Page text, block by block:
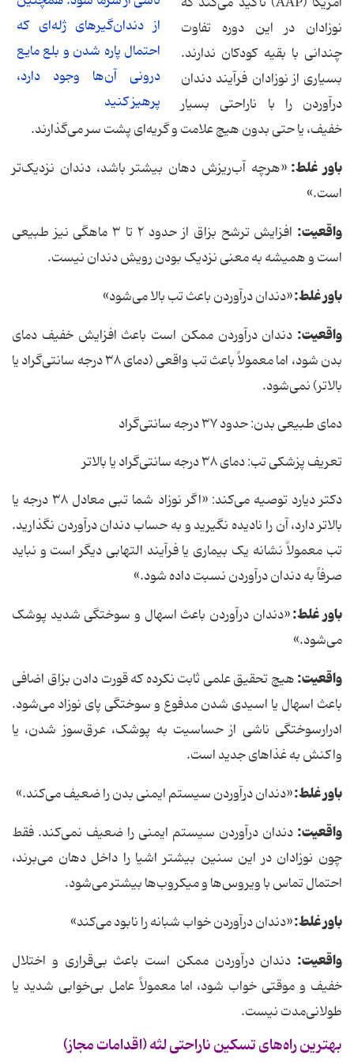
از دندان‌گیرهای ژله‌ای که
احتمال پاره شدن و بلع مایع
درونی آن‌ها وجود دارد،
پرهیز کنید
نوزادان در این دوره تفاوت
چندانی با بقیه کودکان ندارند.
بسیاری از نوزادان فرآیند دندان
درآوردن را با ناراحتی بسیار
خفیف، یا حتی بدون هیچ علامت و گریه‌ای پشت سر می‌گذارند.
باور غلط:«هرچه آب‌ریزش دهان بیشتر باشد، دندان نزدیک‌تر
است.»
واقعیت:
افزایش ترشح بزاق از حدود ۲ تا ۳ ماهگی نیز طبیعی
است و همیشه به معنی نزدیک بودن رویش دندان نیست.
باور غلط:«دندان درآوردن باعث تب بالا می‌شود»
واقعیت: دندان درآوردن ممکن است باعث افزایش خفیف دمای
بدن شود، اما معمولاً باعث تب واقعی (دمای ۳۸ درجه سانتی‌گراد یا
بالاتر) نمی‌شود.
دمای طبیعی بدن: حدود ۳۷ درجه سانتی‌گراد
تعریف پزشکی تب: دمای ۳۸ درجه سانتی‌گراد یا بالاتر
دکتر دیارد توصیه می‌کند: «اگر نوزاد شما تبی معادل ۳۸ درجه یا
بالاتر دارد، آن را نادیده نگیرید و به حساب دندان درآوردن نگذارید.
تب معمولاً نشانه یک بیماری یا فرآیند التهابی دیگر است و نباید
صرفاً به دندان درآوردن نسبت داده شود.»
باور غلط:«دندان درآوردن باعث اسهال و سوختگی شدید پوشک
می‌شود.»
واقعیت:هیچ تحقیق علمی ثابت نکرده که قورت دادن بزاق اضافی
باعث اسهال یا اسیدی شدن مدفوع و سوختگی پای نوزاد می‌شود.
ادرارسوختگی ناشی از حساسیت به پوشک، عرق‌سوز شدن، یا
واکنش به غذاهای جدید است.
باور غلط:«دندان درآوردن سیستم ایمنی بدن را ضعیف می‌کند.»
واقعیت: دندان درآوردن سیستم ایمنی را ضعیف نمی‌کند. فقط
چون نوزادان در این سنین بیشتر اشیا را داخل دهان می‌برند،
احتمال تماس با ویروس‌ها و میکروب‌ها بیشتر می‌شود.
باور غلط:«دندان درآوردن خواب شبانه را نابود می‌کند»
واقعیت: دندان درآوردن ممکن است باعث بی‌قراری و اختلال
خفیف و موقتی خواب شود، اما معمولاً عامل بی‌خوابی شدید یا
طولانی‌مدت نیست.
بهترین راه‌های تسکین ناراحتی لثه (اقدامات مجاز)